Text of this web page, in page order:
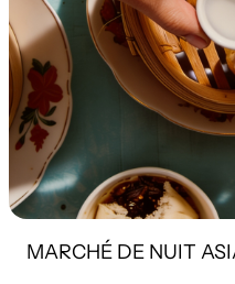
MARCHÉ DE NUIT